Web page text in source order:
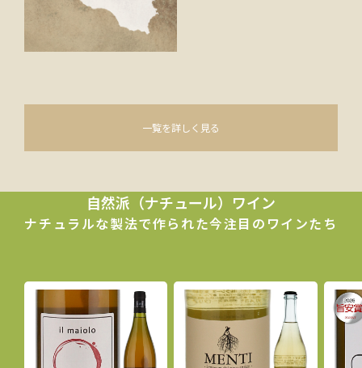
一覧を詳しく見る
自然派（ナチュール）ワイン
ナチュラルな製法で作られた今注目のワインたち